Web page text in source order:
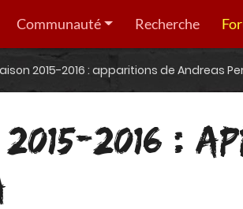
Communauté Recherche
2015-2016 : apparitions de Andreas
2016 :